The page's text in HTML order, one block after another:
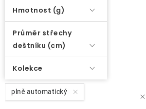
Hmotnost (g)
Průměr střechy
deštníku (cm)
Kolekce
plně automatický